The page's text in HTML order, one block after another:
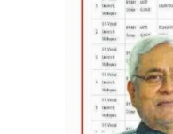
Online
Apply,